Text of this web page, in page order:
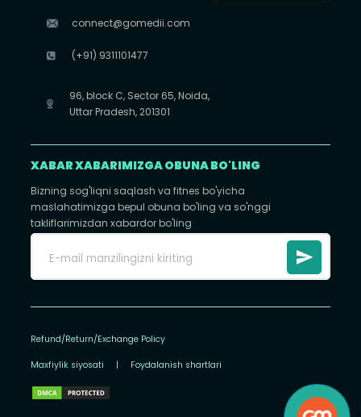
connect@gomedii.com
(+91) 9311101477
96, block C, Sector 65, Noida,
Uttar Pradesh, 201301
XABAR XABARIMIZGA OBUNA BO'LING
Bizning sog'liqni saqlash va fitnes bo'yicha
maslahatimizga bepul obuna bo'ling va so'nggi
takliflarimizdan xabardor bo'ling
Refund/Return/Exchange Policy
Maxfiylik siyosati | Foydalanish shartlari